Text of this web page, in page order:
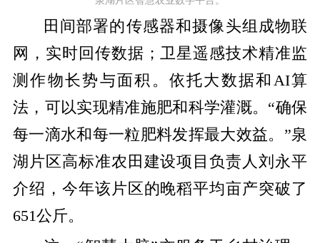
田间部署的传感器和摄像头组成物联
网，实时回传数据；卫星遥感技术精准监
测作物长势与面积。依托大数据和 AI算
法，可以实现精准施肥和科学灌溉。 “确保
每一滴水和每一粒肥料发挥最大效益。”泉
湖片区高标准农田建设项目负责人刘永平
介绍，今年该片区的晚稻平均亩产突破了
651公斤。